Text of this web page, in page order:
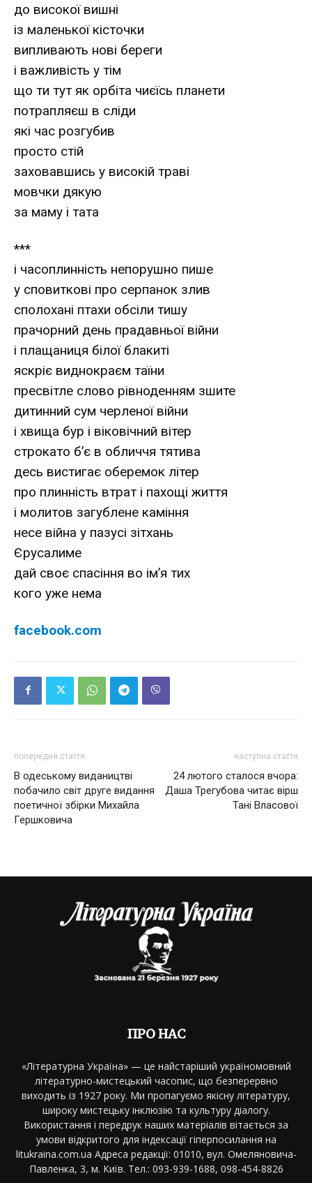
до високої вишні
із маленької кісточки
випливають нові береги
і важливість у тім
що ти тут як орбіта чиєїсь планети
потрапляєш в сліди
які час розгубив
просто стій
заховавшись у високій траві
мовчки дякую
за маму і тата
***
і часоплинність непорушно пише
у сповиткові про серпанок злив
сполохані птахи обсіли тишу
прачорний день прадавньої війни
і плащаниця білої блакиті
яскріє виднокраєм таїни
пресвітле слово рівноденням зшите
дитинний сум черленої війни
і хвища бур і віковічний вітер
строкато б’є в обличчя тятива
десь вистигає оберемок літер
про плинність втрат і пахощі життя
і молитов загублене каміння
несе війна у пазусі зітхань
Єрусалиме
дай своє спасіння во ім’я тих
кого уже нема
facebook.com
попередня стаття
В одеському видаництві
побачило світ друге видання
поетичної збірки Михайла
Гершковича
наступна стаття
24 лютого сталося вчора:
Даша Трегубова читає вірш
Тані Власової
ПРО НАС
«Літературна Україна» — це найстаріший україномовний
літературно-мистецький часопис, що безперервно
виходить із 1927 року. Ми пропагуємо якісну літературу,
широку мистецьку інклюзію та культуру діалогу.
Використання і передрук наших матеріалів вітається за
умови відкритого для індексації гіперпосилання на
litukraina.com.ua Адреса редакції: 01010, вул. Омеляновича-
Павленка, 3, м. Київ. Тел.: 093-939-1688, 098-454-8826